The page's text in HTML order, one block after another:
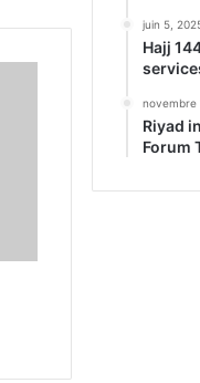
juin 5,
Hajj
novembre
Riyad
Forum